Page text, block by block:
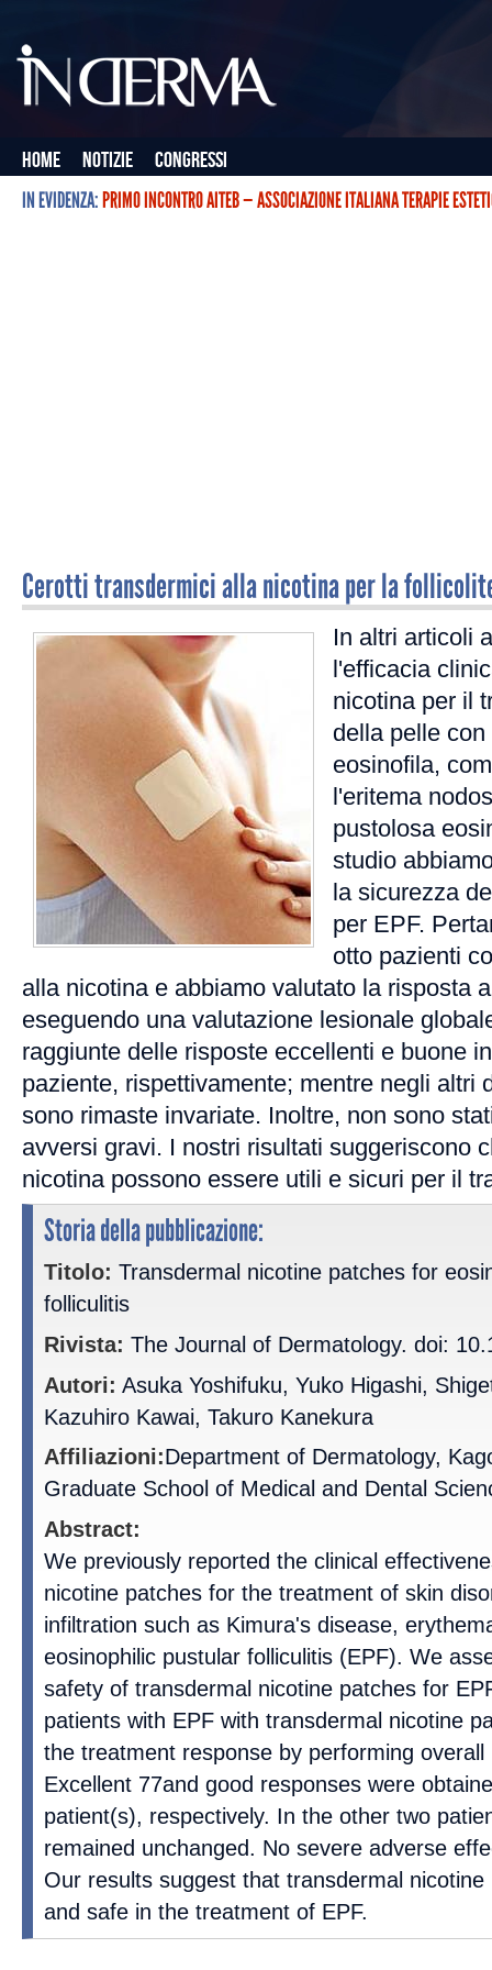
Home Notizie
Congressi
IN EVIDENZA:PRIMO INCONTRO AITEB — ASSOCIAZIONE ITALIANA TERAPIE
Cerotti transdermici alla nicotina per la
In altri articoli
l'efficacia
nicotina per il
della pelle
eosinofila,
l'eritema
pustolosa
studio
la sicurezza
per EPF.
otto pazienti
alla nicotina e abbiamo valutato la risposta
eseguendo una valutazione lesionale
raggiunte delle risposte eccellenti e buone
paziente, rispettivamente; mentre negli altri
sono rimaste invariate. Inoltre, non sono
avversi gravi. I nostri risultati suggeriscono
nicotina possono essere utili e sicuri per il
Storia della pubblicazione:
Titolo: Transdermal nicotine patches for
folliculitis
Rivista: The Journal of Dermatology. doi:
Autori: Asuka Yoshifuku, Yuko Higashi,
Kazuhiro Kawai, Takuro Kanekura
Affiliazioni:Department of Dermatology,
Graduate School of Medical and Dental
Abstract:
We previously reported the clinical
nicotine patches for the treatment of skin
infiltration such as Kimura's disease,
eosinophilic pustular folliculitis (EPF). We
safety of transdermal nicotine patches for
patients with EPF with transdermal nicotine
the treatment response by performing
Excellent 77and good responses were
patient(s), respectively. In the other two
remained unchanged. No severe adverse
Our results suggest that transdermal
and safe in the treatment of EPF.